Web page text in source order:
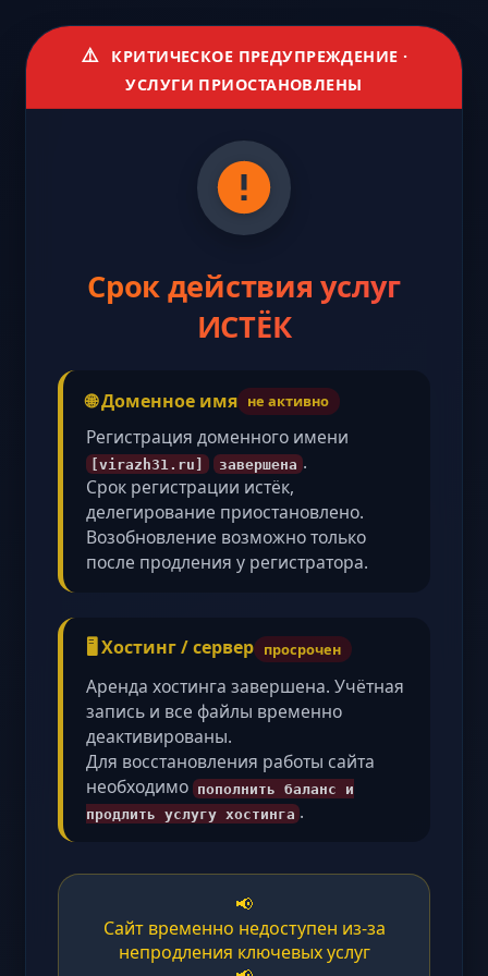
⚠️
КРИТИЧЕСКОЕ ПРЕДУПРЕЖДЕНИЕ ·
УСЛУГИ ПРИОСТАНОВЛЕНЫ
Срок действия услуг
ИСТЁК
🌐 Доменное имя не активно
Регистрация доменного имени
[virazh31.ru] завершена .
Срок регистрации истёк,
делегирование приостановлено.
Возобновление возможно только
после продления у регистратора.
🖥️ Хостинг / сервер просрочен
Аренда хостинга завершена. Учётная
запись и все файлы временно
деактивированы.
Для восстановления работы сайта
необходимо пополнить баланс и
продлить услугу хостинга .
📢
Сайт временно недоступен из-за
непродления ключевых услуг